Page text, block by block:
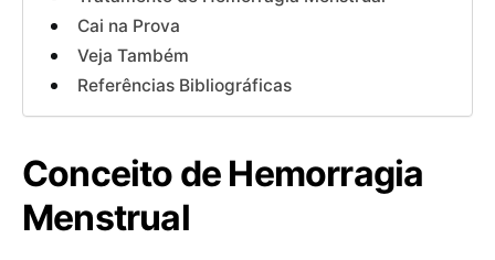
Cai na Prova
Veja Também
Referências Bibliográficas
Conceito de Hemorragia
Menstrual